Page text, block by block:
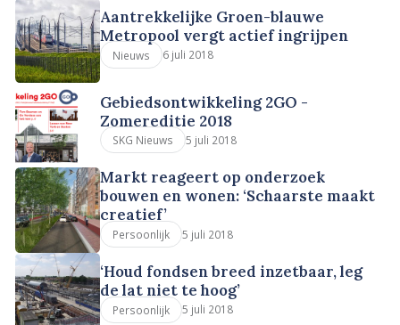
Aantrekkelijke Groen-blauwe
Metropool vergt actief ingrijpen
Nieuws 6 juli 2018
Gebiedsontwikkeling 2GO -
Zomereditie 2018
SKG Nieuws 5 juli 2018
Markt reageert op onderzoek
bouwen en wonen: ‘Schaarste maakt
creatief’
Persoonlijk 5 juli 2018
‘Houd fondsen breed inzetbaar, leg
de lat niet te hoog’
Persoonlijk 5 juli 2018